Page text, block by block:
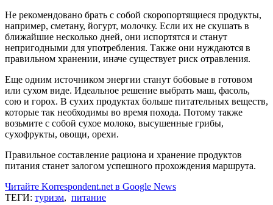
Не рекомендовано брать с собой скоропортящиеся продукты,
например, сметану, йогурт, молочку. Если их не скушать в
ближайшие несколько дней, они испортятся и станут
непригодными для употребления. Также они нуждаются в
правильном хранении, иначе существует риск отравления.
Еще одним источником энергии станут бобовые в готовом
или сухом виде. Идеальное решение выбрать маш, фасоль,
сою и горох. В сухих продуктах больше питательных веществ,
которые так необходимы во время похода. Потому также
возьмите с собой сухое молоко, высушенные грибы,
сухофрукты, овощи, орехи.
Правильное составление рациона и хранение продуктов
питания станет залогом успешного прохождения маршрута.
Читайте Korrespondent.net в Google News
ТЕГИ: туризм, питание